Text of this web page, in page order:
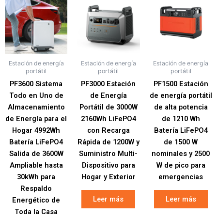
Estación de energía
portátil
PF3600 Sistema
Todo en Uno de
Almacenamiento
de Energía para el
Hogar 4992Wh
Batería LiFePO4
Salida de 3600W
Ampliable hasta
30kWh para
Respaldo
Energético de
Toda la Casa
Estación de energía
portátil
PF3000 Estación
de Energía
Portátil de 3000W
2160Wh LiFePO4
con Recarga
Rápida de 1200W y
Suministro Multi-
Dispositivo para
Hogar y Exterior
Leer más
Estación de energía
portátil
PF1500 Estación
de energía portátil
de alta potencia
de 1210 Wh
Batería LiFePO4
de 1500 W
nominales y 2500
W de pico para
emergencias
Leer más